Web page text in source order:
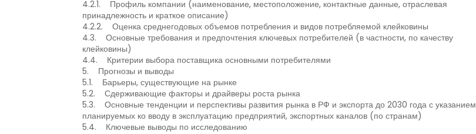
4.2.1. Профиль компании (наименование, местоположение, контактные данные, отраслевая
принадлежность и краткое описание)
4.2.2. Оценка среднегодовых объемов потребления и видов потребляемой клейковины
4.3. Основные требования и предпочтения ключевых потребителей (в частности, по качеству
клейковины)
4.4. Критерии выбора поставщика основными потребителями
5. Прогнозы и выводы
5.1. Барьеры, существующие на рынке
5.2. Сдерживающие факторы и драйверы роста рынка
5.3. Основные тенденции и перспективы развития рынка в РФ и экспорта до 2030 года с указанием
планируемых ко вводу в эксплуатацию предприятий, экспортных каналов (по странам)
5.4. Ключевые выводы по исследованию